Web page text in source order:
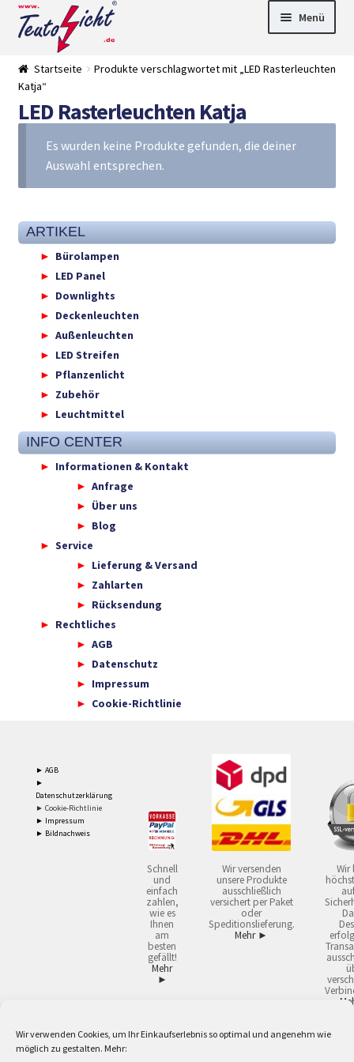
Wir verwenden Cookies, um Ihr Einkaufserlebnis so optimal und angenehm wie
möglich zu gestalten. Mehr:
Zur
Navigation
springen
Springe
zum
Menü
► LED Panel
►
Deckenleuch
ten
►
Außenleucht
► LED
Leuchtmittel
►
Startseite
Produkte verschlagwortet mit „LED Rasterleuchten
Katja“
LED Rasterleuchten Katja
Es wurden keine Produkte gefunden, die deiner
Auswahl entsprechen.
ARTIKEL
Bürolampen
LED Panel
Downlights
Deckenleuchten
Außenleuchten
LED Streifen
Pflanzenlicht
Zubehör
Leuchtmittel
INFO CENTER
Informationen & Kontakt
Anfrage
Über uns
Blog
Service
Lieferung & Versand
Zahlarten
Rücksendung
Rechtliches
AGB
Datenschutz
Impressum
Cookie-Richtlinie
► AGB
►
Datenschutzerklärung
► Cookie-Richtlinie
► Impressum
► Bildnachweis
Schnell
und
einfach
zahlen,
wie es
Ihnen
am
besten
gefällt!
Mehr
►
Wir versenden
unsere Produkte
ausschließlich
versichert per Paket
oder
Speditionslieferung.
Mehr ►
Wir
2 Lieferzeiten gelten mit Express-24.